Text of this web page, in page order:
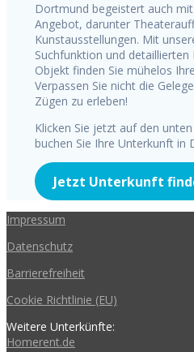
Dortmund begeistert auch
Angebot, darunter
Kunstausstellungen. Mit
Suchfunktion und
Objekt finden Sie mühelos Ihre
Verpassen Sie nicht die
Zügen zu erleben!
Klicken Sie jetzt auf den
buchen Sie Ihre Unterkunft in
Jetzt Unterkunft
Impressum
Datenschutz
Barrierefreiheit
Cookie Richtlinie (EU)
Weitere Unterkünfte:
Homerent.de